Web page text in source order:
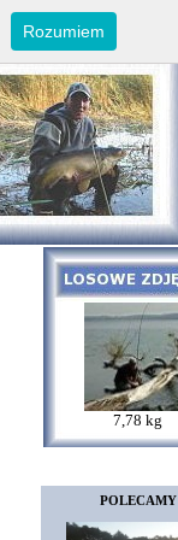
7,78 kg
POLECAMY
Rozumiem